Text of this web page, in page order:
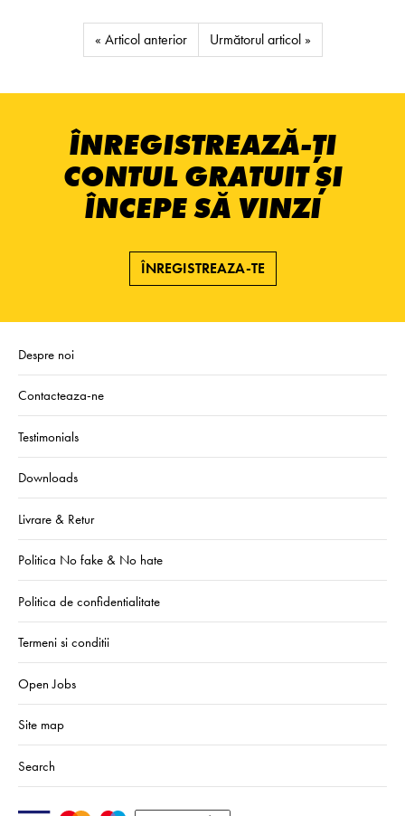
« Articol anterior Următorul articol »
ÎNREGISTREAZĂ-ȚI
CONTUL GRATUIT ȘI
ÎNCEPE SĂ VINZI
ÎNREGISTREAZA-TE
Despre noi
Contacteaza-ne
Testimonials
Downloads
Livrare & Retur
Politica No fake & No hate
Politica de confidentialitate
Termeni si conditii
Open Jobs
Site map
Search